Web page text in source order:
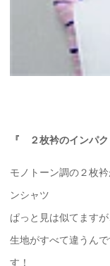
『 ２枚衿のインパ
モノトーン調の２枚
ンシャツ
ぱっと見は似てます
生地がすべて違うん
す！